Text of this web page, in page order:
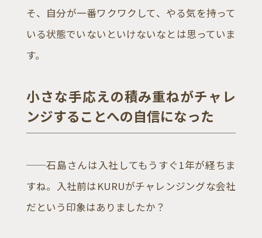
そ、自分が一番ワクワクして、やる気を持って
いる状態でいないといけないなとは思っていま
す。
小さな手応えの積み重ねがチャレ
ンジすることへの自信になった
──石島さんは入社してもうすぐ1年が経ちま
すね。入社前はKURUがチャレンジングな会社
だという印象はありましたか？